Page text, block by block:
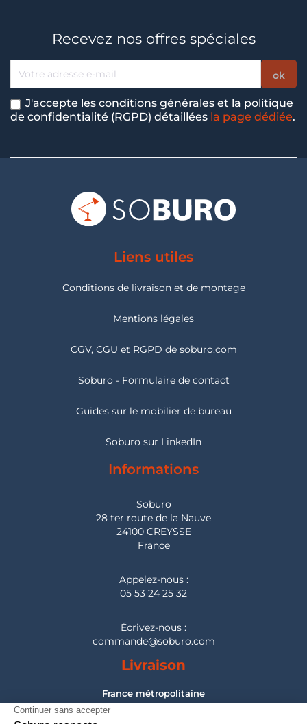
Recevez nos offres spéciales
J'accepte les conditions générales et la politique
de confidentialité (RGPD) détaillées la page dédiée.
Liens utiles
Conditions de livraison et de montage
Mentions légales
CGV, CGU et RGPD de soburo.com
Soburo - Formulaire de contact
Guides sur le mobilier de bureau
Soburo sur LinkedIn
Informations
Soburo
28 ter route de la Nauve
24100 CREYSSE
France
Appelez-nous :
05 53 24 25 32
Écrivez-nous :
commande@soburo.com
Livraison
France métropolitaine
Pour les DOM-TOM, Belgique, Suisse, Luxembourg :